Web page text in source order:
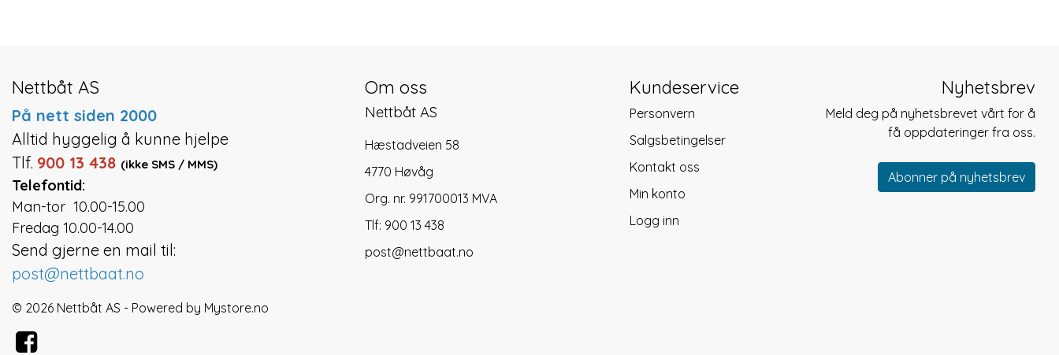
Nettbåt AS
På nett siden 2000
Alltid hyggelig å kunne hjelpe
Tlf. 900 13 438 (ikke SMS / MMS)
Telefontid:
Man-tor 10.00-15.00
Fredag 10.00-14.00
Send gjerne en mail til:
post@nettbaat.no
© 2026 Nettbåt AS - Powered by Mystore.no
Om oss
Nettbåt AS
Hæstadveien 58
4770 Høvåg
Org. nr. 991700013 MVA
Tlf: 900 13 438
post@nettbaat.no
Kundeservice
Personvern
Salgsbetingelser
Kontakt oss
Min konto
Logg inn
Nyhetsbrev
Meld deg på nyhetsbrevet vårt for å
få oppdateringer fra oss.
Abonner på nyhetsbrev